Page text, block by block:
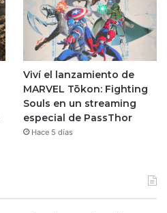
Viví el lanzamiento de
MARVEL Tōkon: Fighting
Souls en un streaming
especial de PassThor
Hace 5 días